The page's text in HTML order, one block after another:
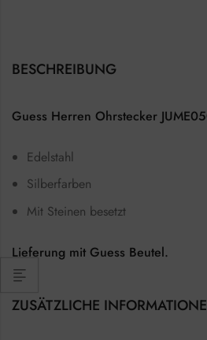
BESCHREIBUNG
Guess Herren Ohrstecker
Edelstahl
Silberfarben
Mit Steinen besetzt
Lieferung mit Guess Beutel.
ZUSÄTZLICHE